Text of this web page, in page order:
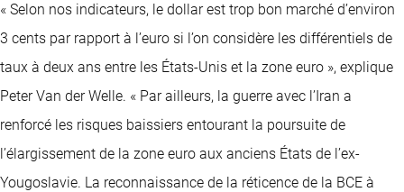
« Selon nos indicateurs, le dollar est trop bon marché d’environ
3 cents par rapport à l’euro si l’on considère les différentiels de
taux à deux ans entre les États-Unis et la zone euro », explique
Peter Van der Welle. « Par ailleurs, la guerre avec l’Iran a
renforcé les risques baissiers entourant la poursuite de
l’élargissement de la zone euro aux anciens États de l’ex-
Yougoslavie. La reconnaissance de la réticence de la BCE à